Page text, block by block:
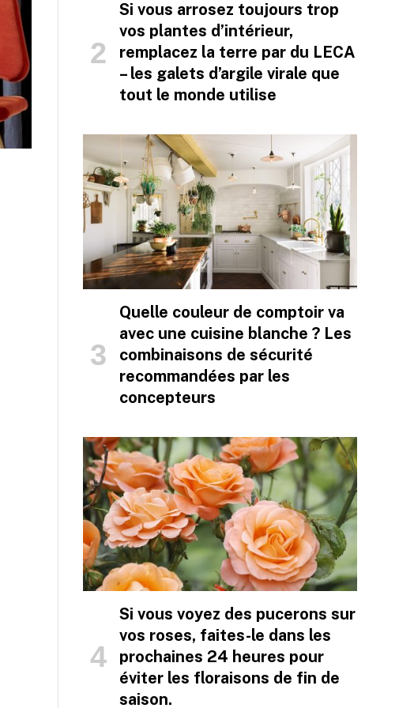
Si vous arrosez toujours trop
vos plantes d’intérieur,
remplacez la terre par du LECA
– les galets d’argile virale que
tout le monde utilise
Quelle couleur de comptoir va
avec une cuisine blanche ? Les
combinaisons de sécurité
recommandées par les
concepteurs
Si vous voyez des pucerons sur
vos roses, faites-le dans les
prochaines 24 heures pour
éviter les floraisons de fin de
saison.